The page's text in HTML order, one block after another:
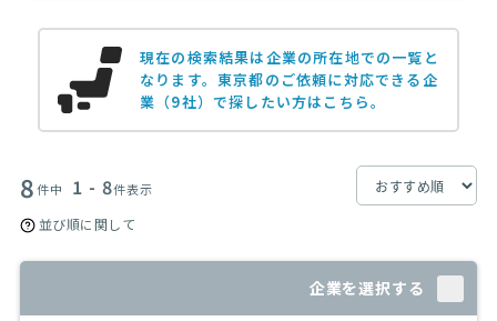
現在の検索結果は企業の所在地での一覧と
なります。東京都のご依頼に対応できる企
業（9社）で探したい方はこちら。
8件中 1 - 8件表示
並び順に関して
企業を選択する